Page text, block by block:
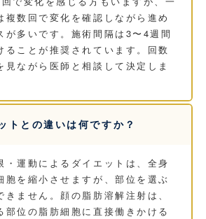
複数回で変化を確認しながら進め
が多いです。施術間隔は3〜4週間
ることが推奨されています。回数
見ながら医師と相談して決定しま
トとの違いは何ですか？
・運動によるダイエットは、全身
胞を縮小させますが、部位を選ぶ
きません。顔の脂肪溶解注射は、
部位の脂肪細胞に直接働きかける